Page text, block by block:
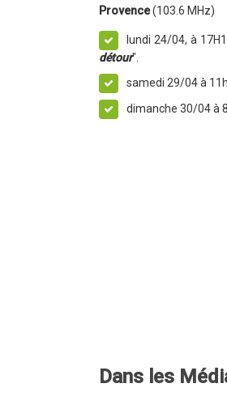
Provence(103.6 MHz)
lundi 24/04, à
détour".
samedi 29/04 à
dimanche 30/04 à
Dans les